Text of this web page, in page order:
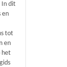
In dit
en
tot
en
het